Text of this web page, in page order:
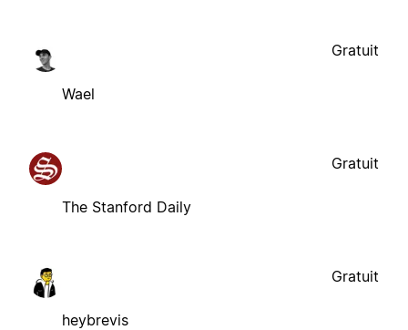
Wael
Gratuit
The Stanford Daily
Gratuit
heybrevis
Gratuit